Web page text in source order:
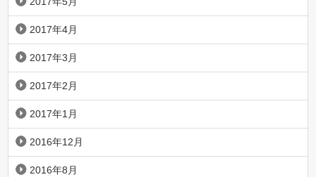
2017年4月
2017年3月
2017年2月
2017年1月
2016年12月
2016年8月